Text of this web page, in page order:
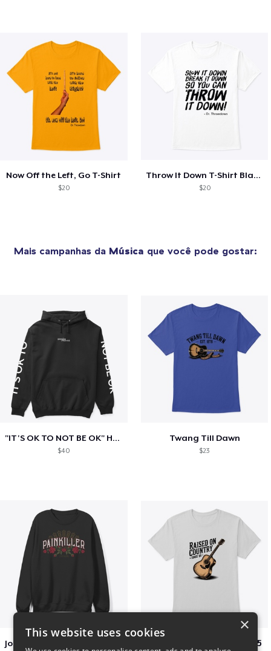
Now Off the Left, Go T-Shirt
$20
Throw It Down T-Shirt Black Letters
$20
Mais campanhas da Música que você pode gostar:
"IT'S OK TO NOT BE OK" Hoodie (BP LOGO)
$40
Twang Till Dawn
$23
Raised on Country Since 85
×
This website uses cookies